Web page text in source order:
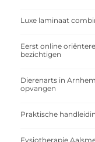
Luxe laminaat
Eerst online
bezichtigen
Dierenarts in
opvangen
Praktische
Fysiotherapie